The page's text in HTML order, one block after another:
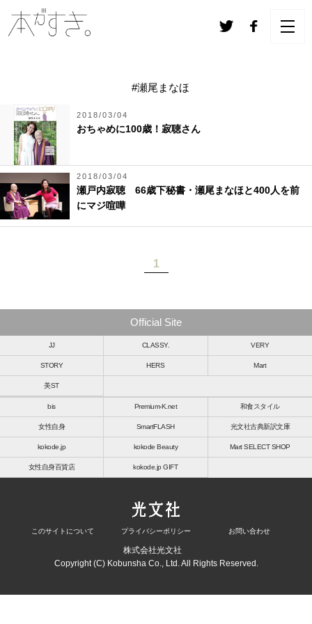
#瀬尾まなほ
2018/03/04
おちゃめに100歳！寂聴さん
2018/03/04
瀬戸内寂聴 66歳下秘書・瀬尾まなほと400人を前
にマジ喧嘩
1
Official Site
JJ CLASSY. VERY
STORY HERS Mart
美ST
bis Premium-K.net 和食スタイル
女性自身 SmartFLASH 光文社古典新訳文庫
kokode.jp kokode Beauty Mart SELECT SHOP
女性自身百貨店 kokode.jp GIFT
このサイトについて プライバシーポリシー お問い合わせ
株式会社光文社
Copyright (C) Kobunsha Co., Ltd. All Rights Reserved.